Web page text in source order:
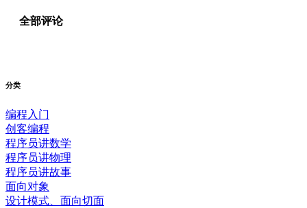
全部评论
分类
编程入门
创客编程
程序员讲数学
程序员讲物理
程序员讲故事
面向对象
设计模式、面向切面